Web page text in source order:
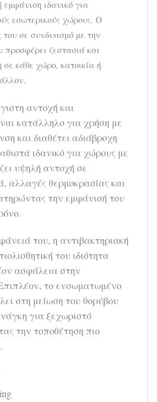
ιδανικό για
εσωτερικούς χώρους. Ο
του σε συνδυασμό με την
ζεστασιά και
σε κάθε χώρο, κατοικία ή
αντοχή και
κατάλληλο για χρήση με
και διαθέτει αδιάβροχη
ιδανικό για χώρους με
υψηλή αντοχή σε
αλλαγές θερμοκρασίας και
την εμφάνισή του
του, η αντιβακτηριακή
του ιδιότητα
ασφάλεια στην
το ενσωματωμένο
στη μείωση του θορύβου
για ξεχωριστό
την τοποθέτηση πιο